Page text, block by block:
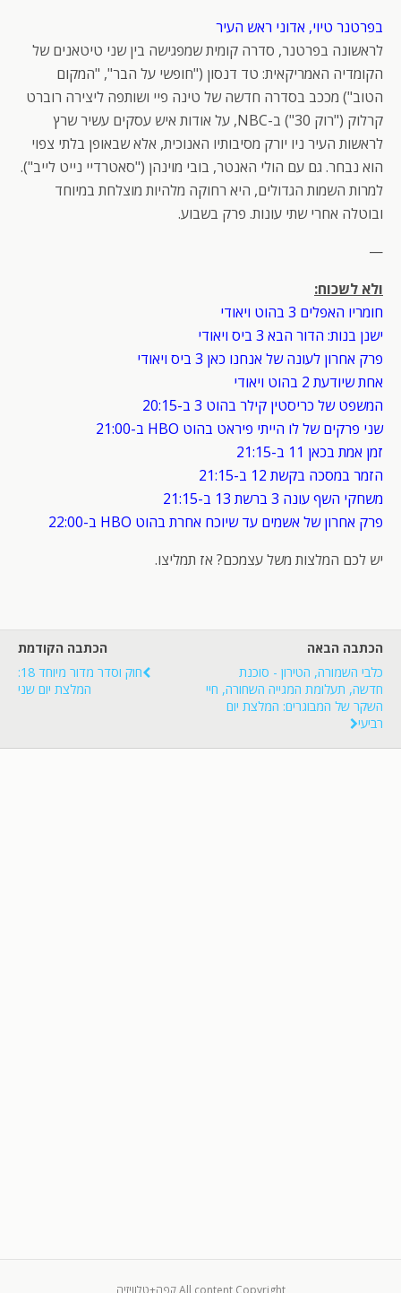
בפרטנר טיוי, אדוני ראש העיר
לראשונה בפרטנר, סדרה קומית שמפגישה בין שני טיטאנים של
הקומדיה האמריקאית: טד דנסון ("חופשי על הבר", "המקום
הטוב") מככב בסדרה חדשה של טינה פיי ושותפה ליצירה רוברט
קרלוק ("רוק 30") ב-NBC, על אודות איש עסקים עשיר שרץ
לראשות העיר ניו יורק מסיבותיו האנוכית, אלא שבאופן בלתי צפוי
הוא נבחר. גם עם הולי האנטר, בובי מוינהן ("סאטרדיי נייט לייב").
למרות השמות הגדולים, היא רחוקה מלהיות מוצלחת במיוחד
ובוטלה אחרי שתי עונות. פרק בשבוע.
—
ולא לשכוח:
חומריו האפלים 3 בהוט ויאודי
ישנן בנות: הדור הבא 3 ביס ויאודי
פרק אחרון לעונה של אנחנו כאן 3 ביס ויאודי
אחת שיודעת 2 בהוט ויאודי
המשפט של כריסטין קילר בהוט 3 ב-20:15
שני פרקים של לו הייתי פיראט בהוט HBO ב-21:00
זמן אמת בכאן 11 ב-21:15
הזמר במסכה בקשת 12 ב-21:15
משחקי השף עונה 3 ברשת 13 ב-21:15
פרק אחרון של אשמים עד שיוכח אחרת בהוט HBO ב-22:00
יש לכם המלצות משל עצמכם? אז תמליצו.
הכתבה הקודמת
חוק וסדר מדור מיוחד 18:
המלצת יום שני
הכתבה הבאה
כלבי השמורה, הטירון - סוכנת
חדשה, תעלומת המגייה השחורה, חיי
השקר של המבוגרים: המלצת יום
רביעי
All content Copyright קפה+טלוויזיה